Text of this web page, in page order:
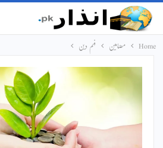
Home مضامین فہم دین